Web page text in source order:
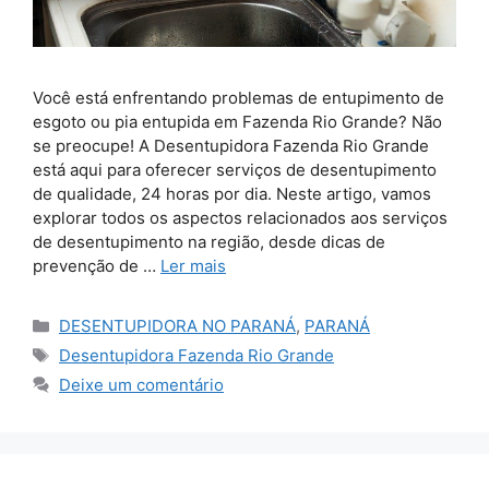
Você está enfrentando problemas de entupimento de
esgoto ou pia entupida em Fazenda Rio Grande? Não
se preocupe! A Desentupidora Fazenda Rio Grande
está aqui para oferecer serviços de desentupimento
de qualidade, 24 horas por dia. Neste artigo, vamos
explorar todos os aspectos relacionados aos serviços
de desentupimento na região, desde dicas de
prevenção de … Ler mais
Categorias
DESENTUPIDORA NO PARANÁ, PARANÁ
Tags
Desentupidora Fazenda Rio Grande
Deixe um comentário